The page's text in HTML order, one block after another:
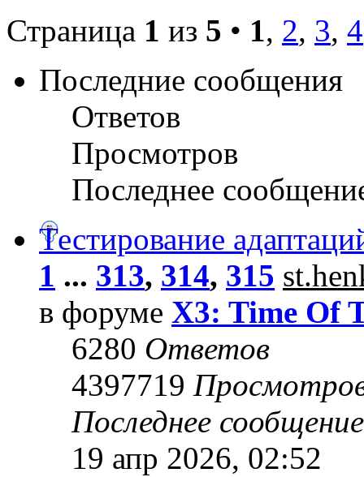
Страница 1 из 5 • 1, 2, 3, 4
Последние сообщения
Ответов
Просмотров
Последнее
Тестирование
1 ... 313, 314, 315
в форуме X3: Time Of
6280 Ответов
4397719
Последнее
19 апр 2026, 02:52